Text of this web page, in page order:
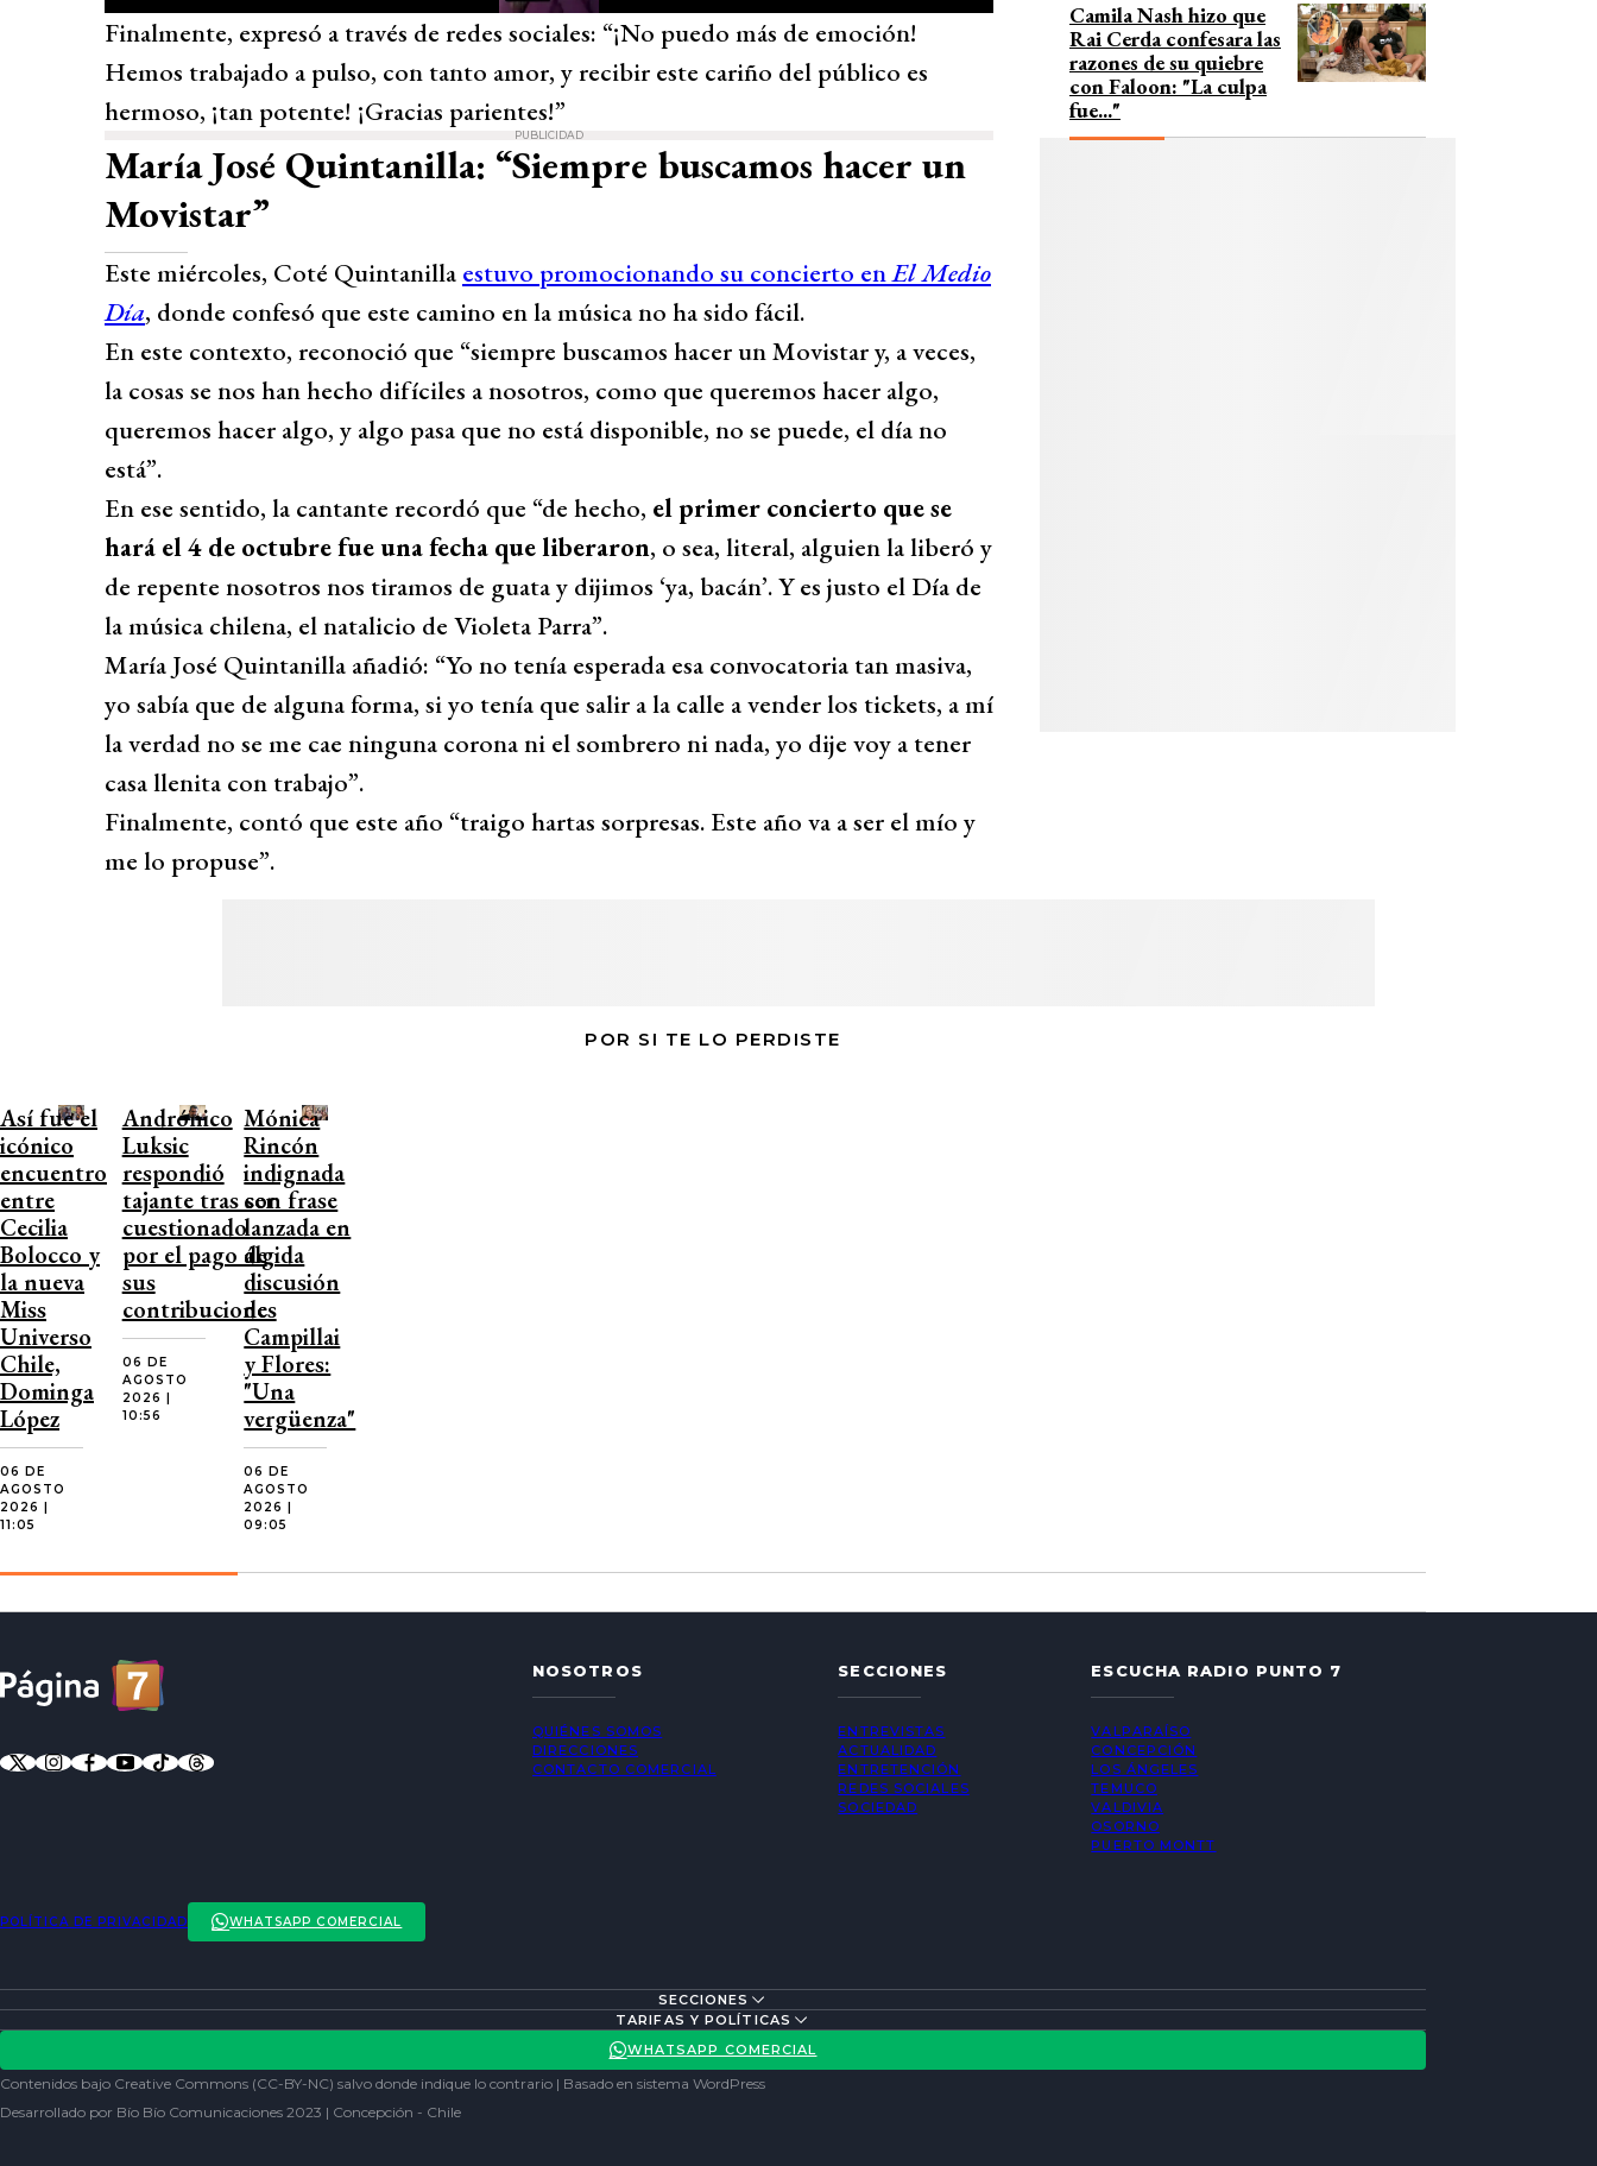
Finalmente, expresó a través de redes sociales: “¡No puedo más de emoción!
Hemos trabajado a pulso, con tanto amor, y recibir este cariño del público es
hermoso, ¡tan potente! ¡Gracias parientes!”
PUBLICIDAD
María José Quintanilla: “Siempre buscamos hacer un
Movistar”
Este miércoles, Coté Quintanilla estuvo promocionando su concierto enEl Medio
Día, donde confesó que este camino en la música no ha sido fácil.
En este contexto, reconoció que “siempre buscamos hacer un Movistar y, a veces,
la cosas se nos han hecho difíciles a nosotros, como que queremos hacer algo,
queremos hacer algo, y algo pasa que no está disponible, no se puede, el día no
está”.
En ese sentido, la cantante recordó que “de hecho, el primer concierto que se
hará el 4 de octubre fue una fecha que liberaron, o sea, literal, alguien la liberó y
de repente nosotros nos tiramos de guata y dijimos ‘ya, bacán’. Y es justo el Día de
la música chilena, el natalicio de Violeta Parra”.
María José Quintanilla añadió: “Yo no tenía esperada esa convocatoria tan masiva,
yo sabía que de alguna forma, si yo tenía que salir a la calle a vender los tickets, a mí
la verdad no se me cae ninguna corona ni el sombrero ni nada, yo dije voy a tener
casa llenita con trabajo”.
Finalmente, contó que este año “traigo hartas sorpresas. Este año va a ser el mío y
me lo propuse”.
Camila Nash hizo que
Rai Cerda confesara las
razones de su quiebre
con Faloon: "La culpa
fue..."
POR SI TE LO PERDISTE
Así fue el
icónico
encuentro
entre
Cecilia
Bolocco y
la nueva
Miss
Universo
Chile,
Dominga
López
06 DE
AGOSTO
2026 |
11:05
Andrónico
Luksic
respondió
tajante tras ser
cuestionado
por el pago de
sus
contribuciones
06 DE
AGOSTO
2026 |
10:56
Mónica
Rincón
indignada
con frase
lanzada en
álgida
discusión
de
Campillai
y Flores:
"Una
vergüenza"
06 DE
AGOSTO
2026 |
09:05
NOSOTROS
QUIÉNES SOMOS
DIRECCIONES
CONTACTO COMERCIAL
SECCIONES
ENTREVISTAS
ACTUALIDAD
ENTRETENCIÓN
REDES SOCIALES
SOCIEDAD
ESCUCHA RADIO PUNTO 7
VALPARAÍSO
CONCEPCIÓN
LOS ÁNGELES
TEMUCO
VALDIVIA
OSORNO
PUERTO MONTT
POLÍTICA DE PRIVACIDAD WHATSAPP COMERCIAL
SECCIONES
ACTUALIDAD
REDES SOCIALES
SOCIEDAD
TARIFAS Y POLÍTICAS
POLÍTICA DE PRIVACIDAD
WHATSAPP COMERCIAL
Contenidos bajo Creative Commons (CC-BY-NC) salvo donde indique lo contrario | Basado en sistema WordPress
Desarrollado por Bío Bío Comunicaciones 2023 | Concepción - Chile